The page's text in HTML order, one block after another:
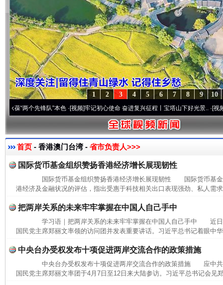
10
9
8
7
6
5
4
3
2
1
个先锋队”本色·[视频]牢记初心使命 奋进复兴征程丨宝塔山下好光景..·[视频]因党
首页 - 香港澳门台湾 - 省市负责人>>>
国际货币基金组织赞扬香港经济增长展现韧性
国际货币基金组织赞扬香港经济增长展现韧性 国际货币基金
港经济及金融状况的评估，指出受惠于科技相关出口表现强劲、私人需
把两岸关系的未来牢牢掌握在中国人自己手中
学习语｜把两岸关系的未来牢牢掌握在中国人自己手中 近日
国民党主席郑丽文率领的访问团并发表重要讲话。习近平总书记着眼中
中央台办受权发布十项促进两岸交流合作的政策措施
中央台办受权发布十项促进两岸交流合作的政策措施 应中共
国民党主席郑丽文率团于4月7日至12日来大陆参访。习近平总书记会见